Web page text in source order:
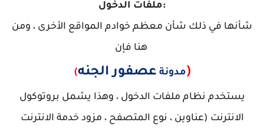
ملفات الدخول:
شأنها في ذلك شأن معظم خوادم المواقع الأخرى ، ومن
( مدونة عصفور الجنه )
يستخدم نظام ملفات الدخول ، وهذا يشمل بروتوكول
الانترنت (عناوين ، نوع المتصفح ، مزود خدمة الانترنت